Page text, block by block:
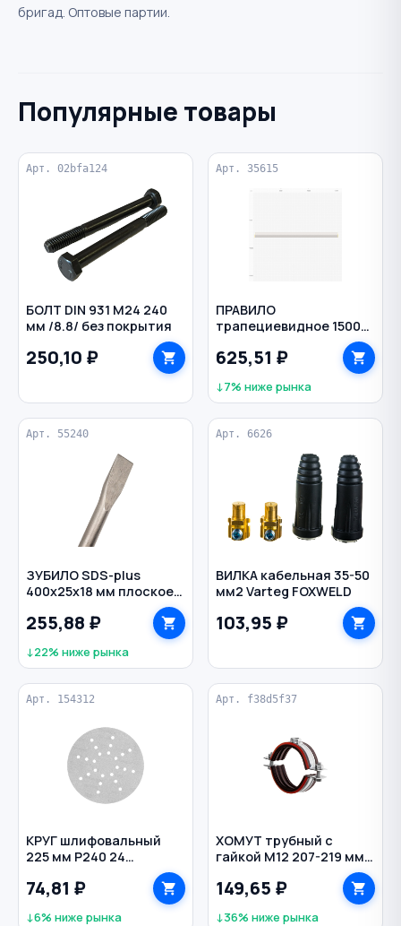
бригад. Оптовые партии.
Популярные товары
Арт. 02bfa124
БОЛТ DIN 931 M24 240
мм /8.8/ без покрытия
250,10 ₽
Арт. 35615
ПРАВИЛО
трапециевидное 1500
мм 1 ребро жесткости
алюминий BIBER
625,51 ₽
↓7% ниже рынка
Арт. 55240
ЗУБИЛО SDS-plus
400х25х18 мм плоское
255,88 ₽
↓22% ниже рынка
Арт. 6626
ВИЛКА кабельная 35-50
мм2 Varteg FOXWELD
103,95 ₽
Арт. 154312
КРУГ шлифовальный
225 мм Р240 24
отверстия на липучке
Roxtop White ROXELPRO
74,81 ₽
↓6% ниже рынка
Арт. f38d5f37
ХОМУТ трубный с
гайкой М12 207-219 мм
149,65 ₽
↓36% ниже рынка